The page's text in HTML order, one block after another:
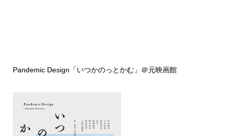
Pandemic Design「いつかのっとかむ」＠元映画館